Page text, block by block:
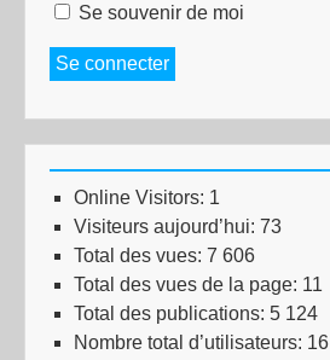
Se souvenir de moi
Se connecter
Online Visitors: 1
Visiteurs aujourd’hui: 73
Total des vues: 7 606
Total des vues de la page: 11
Total des publications: 5 124
Nombre total d’utilisateurs: 16